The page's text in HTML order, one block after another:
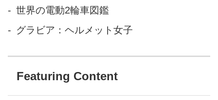
450cc単気筒クラスで5つのTT
することを正式表明した、現
世界の電動2輪車図鑑
グラビア：ヘルメット女子
Featuring Content